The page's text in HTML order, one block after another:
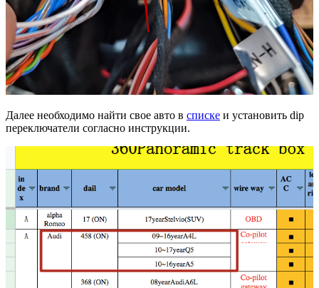
Далее необходимо найти свое авто в списке и установить dip
переключатели согласно инструкции.